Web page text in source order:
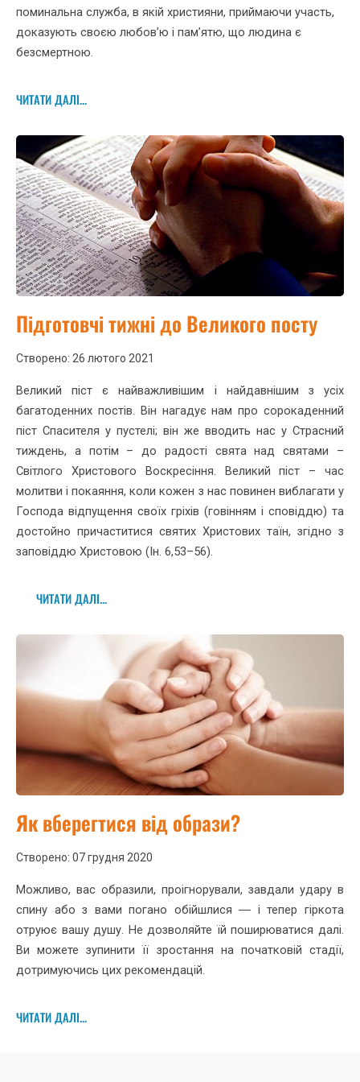
ЧИТАТИ ДАЛІ...
поминальна служба, в якій християни, приймаючи участь,
доказують своєю любов’ю і пам’ятю, що людина є
безсмертною.
Підготовчі тижні до Великого посту
Створено: 26 лютого 2021
ЧИТАТИ ДАЛІ...
Великий піст є найважливішим і найдавнішим з усіх
багатоденних постів. Він нагадує нам про сорокаденний
піст Спасителя у пустелі; він же вводить нас у Страсний
тиждень, а потім – до радості свята над святами –
Світлого Христового Воскресіння. Великий піст – час
молитви і покаяння, коли кожен з нас повинен виблагати у
Господа відпущення своїх гріхів (говінням і сповіддю) та
достойно причаститися святих Христових таїн, згідно з
заповіддю Христовою (Ін. 6,53–56).
Як вберегтися від образи?
Створено: 07 грудня 2020
ЧИТАТИ ДАЛІ...
Можливо, вас образили, проігнорували, завдали удару в
спину або з вами погано обійшлися ― і тепер гіркота
отруює вашу душу. Не дозволяйте їй поширюватися далі.
Ви можете зупинити її зростання на початковій стадії,
дотримуючись цих рекомендацій.